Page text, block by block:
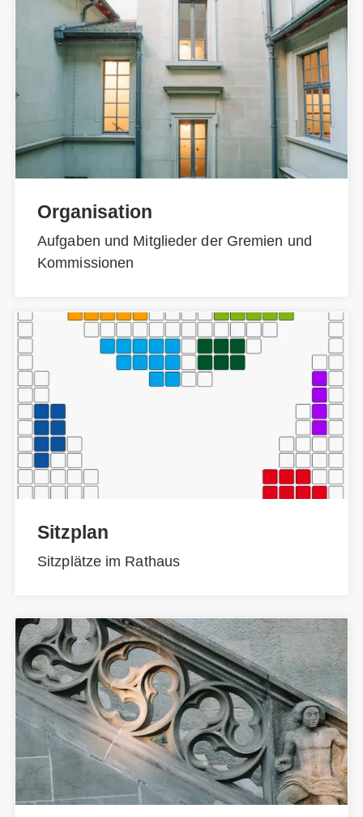
Organisation
Aufgaben und Mitglieder der Gremien und
Kommissionen
Sitzplan
Sitzplätze im Rathaus